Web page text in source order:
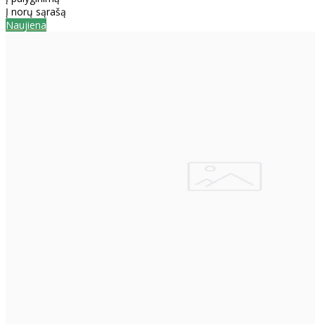
Į norų sąrašą
Naujiena